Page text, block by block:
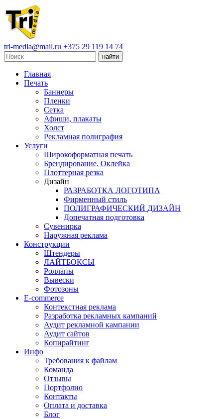
tri-media@mail.ru +375 29 119 14 74
Главная
Печать
Баннеры
Пленки
Сетка
Афиши, плакаты
Холст
Рекламная полиграфия
Услуги
Широкоформатная печать
Брендирование. Оклейка
Плоттерная резка
Дизайн
РАЗРАБОТКА ЛОГОТИПА
Фирменный стиль
ПОЛИГРАФИЧЕСКИЙ ДИЗАЙН
Допечатная подготовка
Сувенирка
Наружная реклама
Конструкции
Штендеры
ЛАЙТБОКСЫ
Роллапы
Вывески
Фотозоны
E-commerce
Контекстная реклама
Разработка рекламных кампаний
Аудит рекламной кампании
Аудит сайтов
Копирайтинг
Инфо
Требования к файлам
Команда
Отзывы
Портфолио
Контакты
Оплата и доставка
Блог